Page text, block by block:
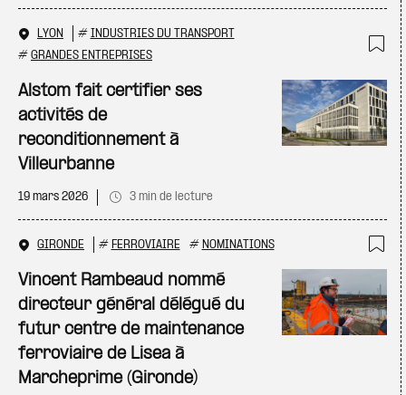
LYON # INDUSTRIES DU TRANSPORT
# GRANDES ENTREPRISES
Alstom fait certifier ses
activités de
reconditionnement à
Villeurbanne
19 mars 2026 3 min de lecture
GIRONDE # FERROVIAIRE # NOMINATIONS
Vincent Rambeaud nommé
directeur général délégué du
futur centre de maintenance
ferroviaire de Lisea à
Marcheprime (Gironde)